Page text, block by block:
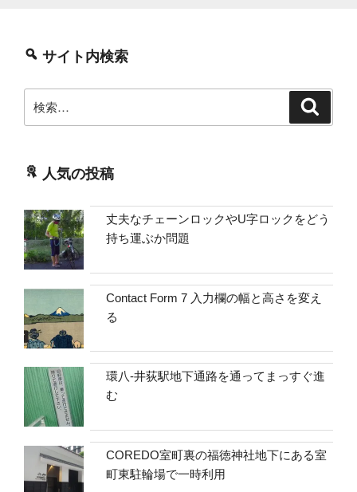
サイト内検索
索:
人気の投稿
丈夫なチェーンロックやU字ロックをどう
持ち運ぶか問題
Contact Form 7 入力欄の幅と高さを変え
る
環八-井荻駅地下通路を通ってまっすぐ進
む
COREDO室町裏の福徳神社地下にある室
町東駐輪場で一時利用